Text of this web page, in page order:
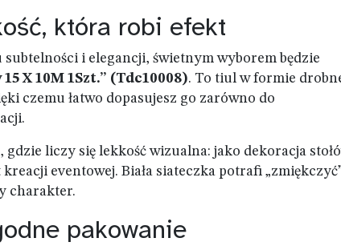
która robi efekt
i elegancji, świetnym wyborem będzie
X 10M 1Szt.” (Tdc10008). To tiul w formie
czemu łatwo dopasujesz go zarówno do
liczy się lekkość wizualna: jako dekoracja
eventowej. Biała siateczka potrafi
charakter.
pakowanie